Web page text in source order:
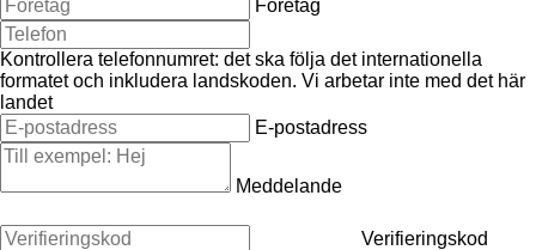
Företag
Kontrollera telefonnumret: det ska följa det internationella
formatet och inkludera landskoden. Vi arbetar inte med det här
landet
E-postadress
Meddelande
Verifieringskod